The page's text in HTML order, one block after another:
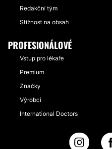
Redakční tým
Stížnost na obsah
PROFESIONÁLOVÉ
Vstup pro lékaře
Premium
Značky
Výrobci
International Doctors